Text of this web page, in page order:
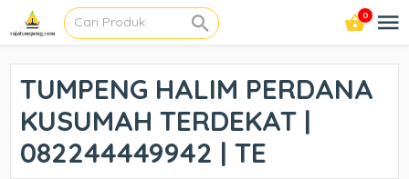
0
TUMPENG HALIM PERDANA
KUSUMAH TERDEKAT |
082244449942 | TE